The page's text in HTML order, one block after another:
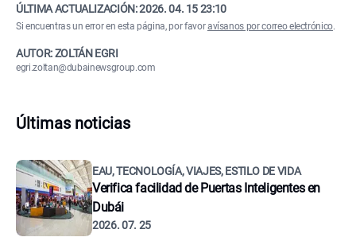
ÚLTIMA ACTUALIZACIÓN:2026. 04. 15 23:10
Si encuentras un error en esta página, por favoravísanos por correo electrónico.
AUTOR: ZOLTÁN EGRI
egri.zoltan@dubainewsgroup.com
Últimas noticias
EAU, TECNOLOGÍA, VIAJES, ESTILO DE VIDA
Verifica facilidad de Puertas Inteligentes en
Dubái
2026. 07. 25